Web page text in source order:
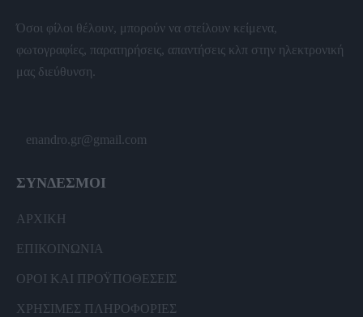
Όσοι φίλοι θέλουν, μπορούν να στείλουν κείμενα,
φωτογραφίες, παρατηρήσεις, απαντήσεις κλπ στην ηλεκτρονική
μας διεύθυνση.
enandro.gr@gmail.com
ΣΥΝΔΕΣΜΟΙ
ΑΡΧΙΚΗ
ΕΠΙΚΟΙΝΩΝΙΑ
ΟΡΟΙ ΚΑΙ ΠΡΟΫΠΟΘΕΣΕΙΣ
ΧΡΗΣΙΜΕΣ ΠΛΗΡΟΦΟΡΙΕΣ